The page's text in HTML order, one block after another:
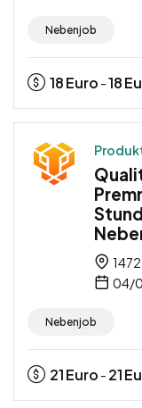
Nebenjob
18Euro -18
04/
Nebenjob
21Euro - 21